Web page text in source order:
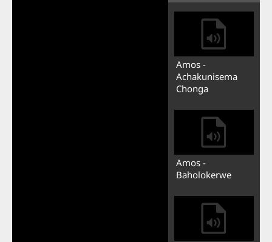
Amos -
Achakunisema
Chonga
Amos -
Baholokerwe